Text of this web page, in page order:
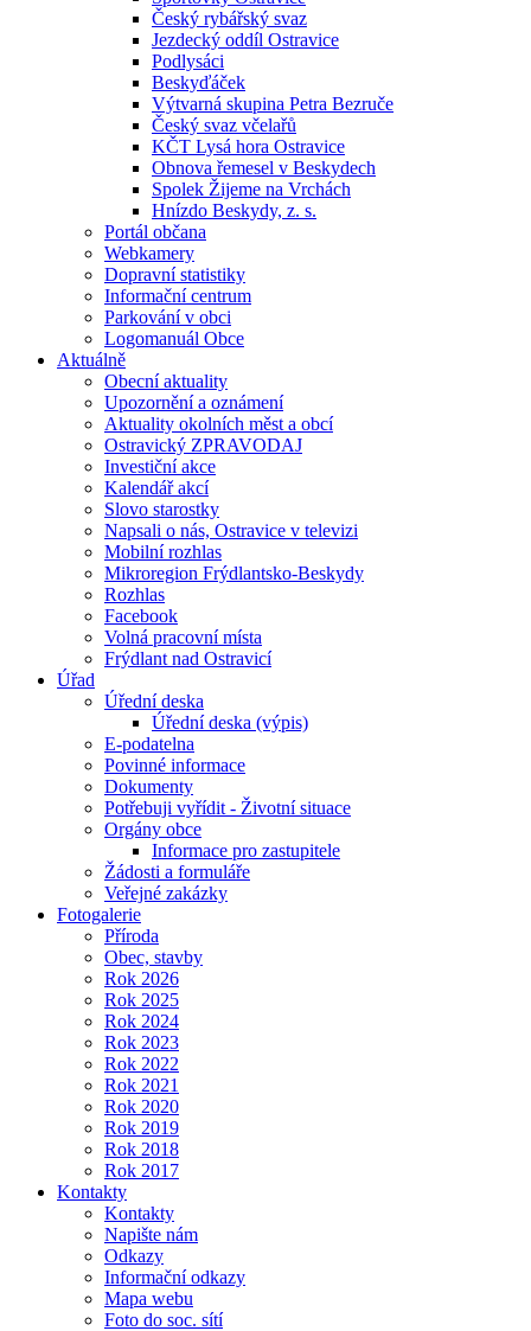
Český rybářský svaz
Jezdecký oddíl Ostravice
Podlysáci
Beskyďáček
Výtvarná skupina Petra Bezruče
Český svaz včelařů
KČT Lysá hora Ostravice
Obnova řemesel v Beskydech
Spolek Žijeme na Vrchách
Hnízdo Beskydy, z. s.
Portál občana
Webkamery
Dopravní statistiky
Informační centrum
Parkování v obci
Logomanuál Obce
Aktuálně
Obecní aktuality
Upozornění a oznámení
Aktuality okolních měst a obcí
Ostravický ZPRAVODAJ
Investiční akce
Kalendář akcí
Slovo starostky
Napsali o nás, Ostravice v televizi
Mobilní rozhlas
Mikroregion Frýdlantsko-Beskydy
Rozhlas
Facebook
Volná pracovní místa
Frýdlant nad Ostravicí
Úřad
Úřední deska
Úřední deska (výpis)
E-podatelna
Povinné informace
Dokumenty
Potřebuji vyřídit - Životní situace
Orgány obce
Informace pro zastupitele
Žádosti a formuláře
Veřejné zakázky
Fotogalerie
Příroda
Obec, stavby
Rok 2026
Rok 2025
Rok 2024
Rok 2023
Rok 2022
Rok 2021
Rok 2020
Rok 2019
Rok 2018
Rok 2017
Kontakty
Kontakty
Napište nám
Odkazy
Informační odkazy
Mapa webu
Foto do soc. sítí